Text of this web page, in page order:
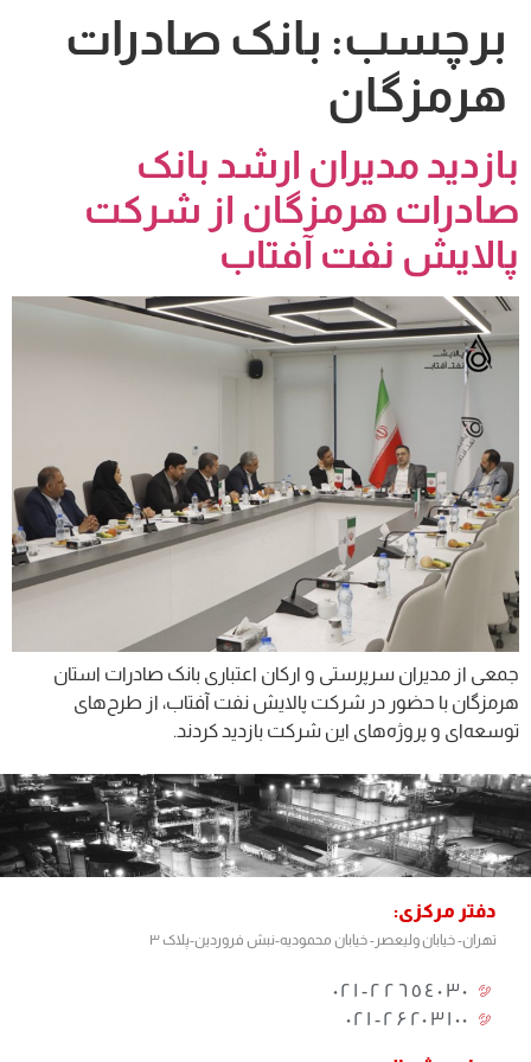
برچسب: بانک صادرات
هرمزگان
بازدید مدیران ارشد بانک
صادرات هرمزگان از شرکت
پالایش نفت آفتاب
جمعی از مدیران سرپرستی و ارکان اعتباری بانک صادرات استان
هرمزگان با حضور در شرکت پالایش نفت آفتاب، از طرح‌های
توسعه‌ای و پروژه‌های این شرکت بازدید کردند.
دفتر مرکزی:
تهران- خیابان ولیعصر- خیابان محمودیه-نبش فروردین-پلاک ۳
٢٢٦٥٤٠٣٠-٠٢١
۰۲۱-۲۶۲۰۳۱۰۰